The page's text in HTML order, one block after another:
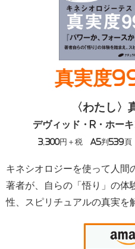
真実度
〈わたし〉
デヴィッド・R・ホー
3,300円＋税 A5判539
キネシオロジーを使って人間
著者が、自らの「悟り」の体
性、スピリチュアルの真実を